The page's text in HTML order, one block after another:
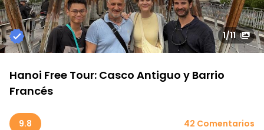
1/11
Hanoi Free Tour: Casco Antiguo y Barrio
Francés
9.8 42 Comentarios